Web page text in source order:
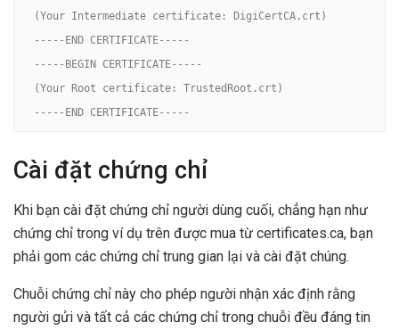
(Your Intermediate certificate: DigiCertCA.crt)
-
-
(Your Root certificate: TrustedRoot.crt)
- ----END CERTIFICATE-----
Cài đặt chứng chỉ
Khi bạn cài đặt chứng chỉ người dùng cuối, chẳng hạn như
chứng chỉ trong ví dụ trên được mua từ certificates.ca, bạn
phải gom các chứng chỉ trung gian lại và cài đặt chúng.
Chuỗi chứng chỉ này cho phép người nhận xác định rằng
người gửi và tất cả các chứng chỉ trong chuỗi đều đáng tin